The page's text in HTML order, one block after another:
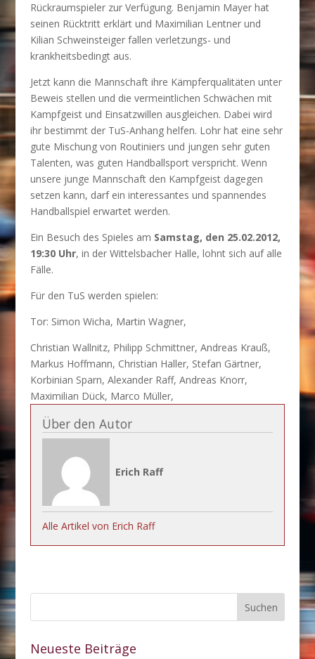
Rückraumspieler zur Verfügung. Benjamin Mayer hat
seinen Rücktritt erklärt und Maximilian Lentner und
Kilian Schweinsteiger fallen verletzungs- und
krankheitsbedingt aus.
Jetzt kann die Mannschaft ihre Kämpferqualitäten unter
Beweis stellen und die vermeintlichen Schwächen mit
Kampfgeist und Einsatzwillen ausgleichen. Dabei wird
ihr bestimmt der TuS-Anhang helfen. Lohr hat eine sehr
gute Mischung von Routiniers und jungen sehr guten
Talenten, was guten Handballsport verspricht. Wenn
unsere junge Mannschaft den Kampfgeist dagegen
setzen kann, darf ein interessantes und spannendes
Handballspiel erwartet werden.
Ein Besuch des Spieles am Samstag, den 25.02.2012,
19:30 Uhr, in der Wittelsbacher Halle, lohnt sich auf alle
Fälle.
Für den TuS werden spielen:
Tor: Simon Wicha, Martin Wagner,
Christian Wallnitz, Philipp Schmittner, Andreas Krauß,
Markus Hoffmann, Christian Haller, Stefan Gärtner,
Korbinian Sparn, Alexander Raff, Andreas Knorr,
Maximilian Dück, Marco Müller,
Über den Autor
Erich Raff
Alle Artikel von Erich Raff
Neueste Beiträge